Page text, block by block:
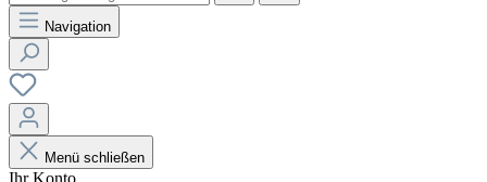
Navigation
Menü schließen
Ihr Konto